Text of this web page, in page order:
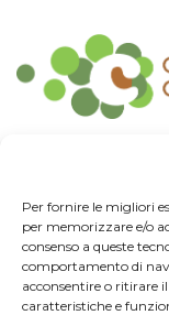
Per fornire le migliori
per memorizzare e/o
consenso a queste
comportamento di
acconsentire o ritirare
caratteristiche e
Impresa Sociale
Via Cuccagna 2/4 -
CF97426130155 -P. IVA
21/03/2022
cuccagna@arubapec.it -